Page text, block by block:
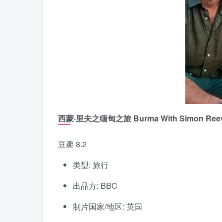
西蒙·里夫之缅甸之旅 Burma With Simon
豆瓣 8.2
类型: 旅行
出品方: BBC
制片国家/地区: 英国